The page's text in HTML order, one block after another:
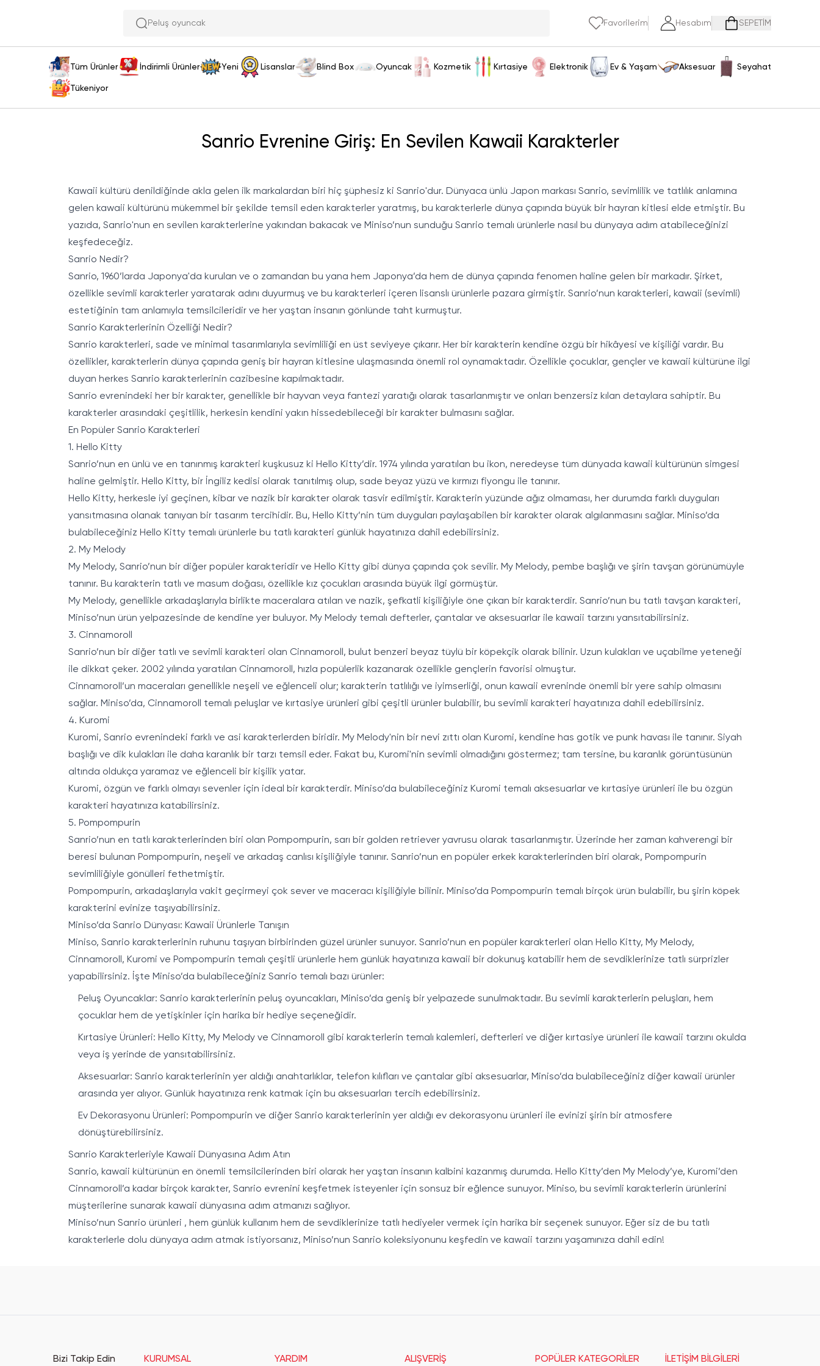
Peluş oyuncak ara Favorilerim Hesabım SEPETİM
Tüm Ürünler İndirimli Ürünler Yeni Lisanslar Blind Box Oyuncak Kozmetik Kırtasiye Elektronik Ev & Yaşam Aksesuar Seyahat
Tükeniyor
Sanrio Evrenine Giriş: En Sevilen Kawaii Karakterler
Kawaii kültürü denildiğinde akla gelen ilk markalardan biri hiç şüphesiz ki Sanrio'dur. Dünyaca ünlü Japon markası Sanrio, sevimlilik ve tatlılık anlamına
gelen kawaii kültürünü mükemmel bir şekilde temsil eden karakterler yaratmış, bu karakterlerle dünya çapında büyük bir hayran kitlesi elde etmiştir. Bu
yazıda, Sanrio'nun en sevilen karakterlerine yakından bakacak ve Miniso’nun sunduğu Sanrio temalı ürünlerle nasıl bu dünyaya adım atabileceğinizi
keşfedeceğiz.
Sanrio Nedir?
Sanrio, 1960’larda Japonya'da kurulan ve o zamandan bu yana hem Japonya’da hem de dünya çapında fenomen haline gelen bir markadır. Şirket,
özellikle sevimli karakterler yaratarak adını duyurmuş ve bu karakterleri içeren lisanslı ürünlerle pazara girmiştir. Sanrio’nun karakterleri, kawaii (sevimli)
estetiğinin tam anlamıyla temsilcileridir ve her yaştan insanın gönlünde taht kurmuştur.
Sanrio Karakterlerinin Özelliği Nedir?
Sanrio karakterleri, sade ve minimal tasarımlarıyla sevimliliği en üst seviyeye çıkarır. Her bir karakterin kendine özgü bir hikâyesi ve kişiliği vardır. Bu
özellikler, karakterlerin dünya çapında geniş bir hayran kitlesine ulaşmasında önemli rol oynamaktadır. Özellikle çocuklar, gençler ve kawaii kültürüne ilgi
duyan herkes Sanrio karakterlerinin cazibesine kapılmaktadır.
Sanrio evrenindeki her bir karakter, genellikle bir hayvan veya fantezi yaratığı olarak tasarlanmıştır ve onları benzersiz kılan detaylara sahiptir. Bu
karakterler arasındaki çeşitlilik, herkesin kendini yakın hissedebileceği bir karakter bulmasını sağlar.
En Popüler Sanrio Karakterleri
1. Hello Kitty
Sanrio’nun en ünlü ve en tanınmış karakteri kuşkusuz ki Hello Kitty’dir. 1974 yılında yaratılan bu ikon, neredeyse tüm dünyada kawaii kültürünün simgesi
haline gelmiştir. Hello Kitty, bir İngiliz kedisi olarak tanıtılmış olup, sade beyaz yüzü ve kırmızı fiyongu ile tanınır.
Hello Kitty, herkesle iyi geçinen, kibar ve nazik bir karakter olarak tasvir edilmiştir. Karakterin yüzünde ağız olmaması, her durumda farklı duyguları
yansıtmasına olanak tanıyan bir tasarım tercihidir. Bu, Hello Kitty’nin tüm duyguları paylaşabilen bir karakter olarak algılanmasını sağlar. Miniso’da
bulabileceğiniz Hello Kitty temalı ürünlerle bu tatlı karakteri günlük hayatınıza dahil edebilirsiniz.
2. My Melody
My Melody, Sanrio’nun bir diğer popüler karakteridir ve Hello Kitty gibi dünya çapında çok sevilir. My Melody, pembe başlığı ve şirin tavşan görünümüyle
tanınır. Bu karakterin tatlı ve masum doğası, özellikle kız çocukları arasında büyük ilgi görmüştür.
My Melody, genellikle arkadaşlarıyla birlikte maceralara atılan ve nazik, şefkatli kişiliğiyle öne çıkan bir karakterdir. Sanrio’nun bu tatlı tavşan karakteri,
Miniso’nun ürün yelpazesinde de kendine yer buluyor. My Melody temalı defterler, çantalar ve aksesuarlar ile kawaii tarzını yansıtabilirsiniz.
3. Cinnamoroll
Sanrio’nun bir diğer tatlı ve sevimli karakteri olan Cinnamoroll, bulut benzeri beyaz tüylü bir köpekçik olarak bilinir. Uzun kulakları ve uçabilme yeteneği
ile dikkat çeker. 2002 yılında yaratılan Cinnamoroll, hızla popülerlik kazanarak özellikle gençlerin favorisi olmuştur.
Cinnamoroll’un maceraları genellikle neşeli ve eğlenceli olur; karakterin tatlılığı ve iyimserliği, onun kawaii evreninde önemli bir yere sahip olmasını
sağlar. Miniso’da, Cinnamoroll temalı peluşlar ve kırtasiye ürünleri gibi çeşitli ürünler bulabilir, bu sevimli karakteri hayatınıza dahil edebilirsiniz.
4. Kuromi
Kuromi, Sanrio evrenindeki farklı ve asi karakterlerden biridir. My Melody'nin bir nevi zıttı olan Kuromi, kendine has gotik ve punk havası ile tanınır. Siyah
başlığı ve dik kulakları ile daha karanlık bir tarzı temsil eder. Fakat bu, Kuromi'nin sevimli olmadığını göstermez; tam tersine, bu karanlık görüntüsünün
altında oldukça yaramaz ve eğlenceli bir kişilik yatar.
Kuromi, özgün ve farklı olmayı sevenler için ideal bir karakterdir. Miniso’da bulabileceğiniz Kuromi temalı aksesuarlar ve kırtasiye ürünleri ile bu özgün
karakteri hayatınıza katabilirsiniz.
5. Pompompurin
Sanrio’nun en tatlı karakterlerinden biri olan Pompompurin, sarı bir golden retriever yavrusu olarak tasarlanmıştır. Üzerinde her zaman kahverengi bir
beresi bulunan Pompompurin, neşeli ve arkadaş canlısı kişiliğiyle tanınır. Sanrio’nun en popüler erkek karakterlerinden biri olarak, Pompompurin
sevimliliğiyle gönülleri fethetmiştir.
Pompompurin, arkadaşlarıyla vakit geçirmeyi çok sever ve maceracı kişiliğiyle bilinir. Miniso’da Pompompurin temalı birçok ürün bulabilir, bu şirin köpek
karakterini evinize taşıyabilirsiniz.
Miniso’da Sanrio Dünyası: Kawaii Ürünlerle Tanışın
Miniso, Sanrio karakterlerinin ruhunu taşıyan birbirinden güzel ürünler sunuyor. Sanrio’nun en popüler karakterleri olan Hello Kitty, My Melody,
Cinnamoroll, Kuromi ve Pompompurin temalı çeşitli ürünlerle hem günlük hayatınıza kawaii bir dokunuş katabilir hem de sevdiklerinize tatlı sürprizler
yapabilirsiniz. İşte Miniso’da bulabileceğiniz Sanrio temalı bazı ürünler:
Peluş Oyuncaklar: Sanrio karakterlerinin peluş oyuncakları, Miniso’da geniş bir yelpazede sunulmaktadır. Bu sevimli karakterlerin peluşları, hem
çocuklar hem de yetişkinler için harika bir hediye seçeneğidir.
Kırtasiye Ürünleri: Hello Kitty, My Melody ve Cinnamoroll gibi karakterlerin temalı kalemleri, defterleri ve diğer kırtasiye ürünleri ile kawaii tarzını okulda
veya iş yerinde de yansıtabilirsiniz.
Aksesuarlar: Sanrio karakterlerinin yer aldığı anahtarlıklar, telefon kılıfları ve çantalar gibi aksesuarlar, Miniso’da bulabileceğiniz diğer kawaii ürünler
arasında yer alıyor. Günlük hayatınıza renk katmak için bu aksesuarları tercih edebilirsiniz.
Ev Dekorasyonu Ürünleri: Pompompurin ve diğer Sanrio karakterlerinin yer aldığı ev dekorasyonu ürünleri ile evinizi şirin bir atmosfere
dönüştürebilirsiniz.
Sanrio Karakterleriyle Kawaii Dünyasına Adım Atın
Sanrio, kawaii kültürünün en önemli temsilcilerinden biri olarak her yaştan insanın kalbini kazanmış durumda. Hello Kitty’den My Melody’ye, Kuromi’den
Cinnamoroll’a kadar birçok karakter, Sanrio evrenini keşfetmek isteyenler için sonsuz bir eğlence sunuyor. Miniso, bu sevimli karakterlerin ürünlerini
müşterilerine sunarak kawaii dünyasına adım atmanızı sağlıyor.
Miniso’nun Sanrio ürünleri , hem günlük kullanım hem de sevdiklerinize tatlı hediyeler vermek için harika bir seçenek sunuyor. Eğer siz de bu tatlı
karakterlerle dolu dünyaya adım atmak istiyorsanız, Miniso’nun Sanrio koleksiyonunu keşfedin ve kawaii tarzını yaşamınıza dahil edin!
Bizi Takip Edin KURUMSAL YARDIM ALIŞVERİŞ POPÜLER KATEGORİLER İLETİŞİM BİLGİLERİ